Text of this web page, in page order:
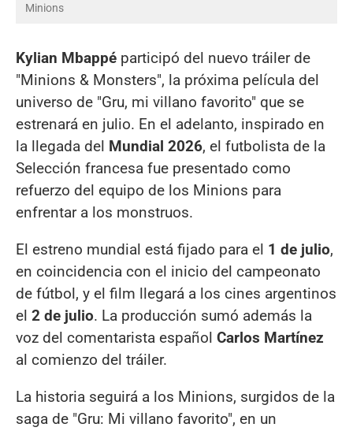
Minions
Kylian Mbappé participó del nuevo tráiler de
"Minions & Monsters", la próxima película del
universo de "Gru, mi villano favorito" que se
estrenará en julio. En el adelanto, inspirado en
la llegada del Mundial 2026, el futbolista de la
Selección francesa fue presentado como
refuerzo del equipo de los Minions para
enfrentar a los monstruos.
El estreno mundial está fijado para el 1 de julio,
en coincidencia con el inicio del campeonato
de fútbol, y el film llegará a los cines argentinos
el 2 de julio. La producción sumó además la
voz del comentarista español Carlos Martínez
al comienzo del tráiler.
La historia seguirá a los Minions, surgidos de la
saga de "Gru: Mi villano favorito", en un